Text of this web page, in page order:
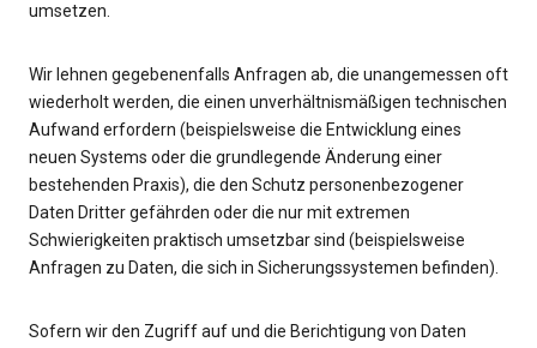
umsetzen.
Wir lehnen gegebenenfalls Anfragen ab, die unangemessen oft
wiederholt werden, die einen unverhältnismäßigen technischen
Aufwand erfordern (beispielsweise die Entwicklung eines
neuen Systems oder die grundlegende Änderung einer
bestehenden Praxis), die den Schutz personenbezogener
Daten Dritter gefährden oder die nur mit extremen
Schwierigkeiten praktisch umsetzbar sind (beispielsweise
Anfragen zu Daten, die sich in Sicherungssystemen befinden).
Sofern wir den Zugriff auf und die Berichtigung von Daten